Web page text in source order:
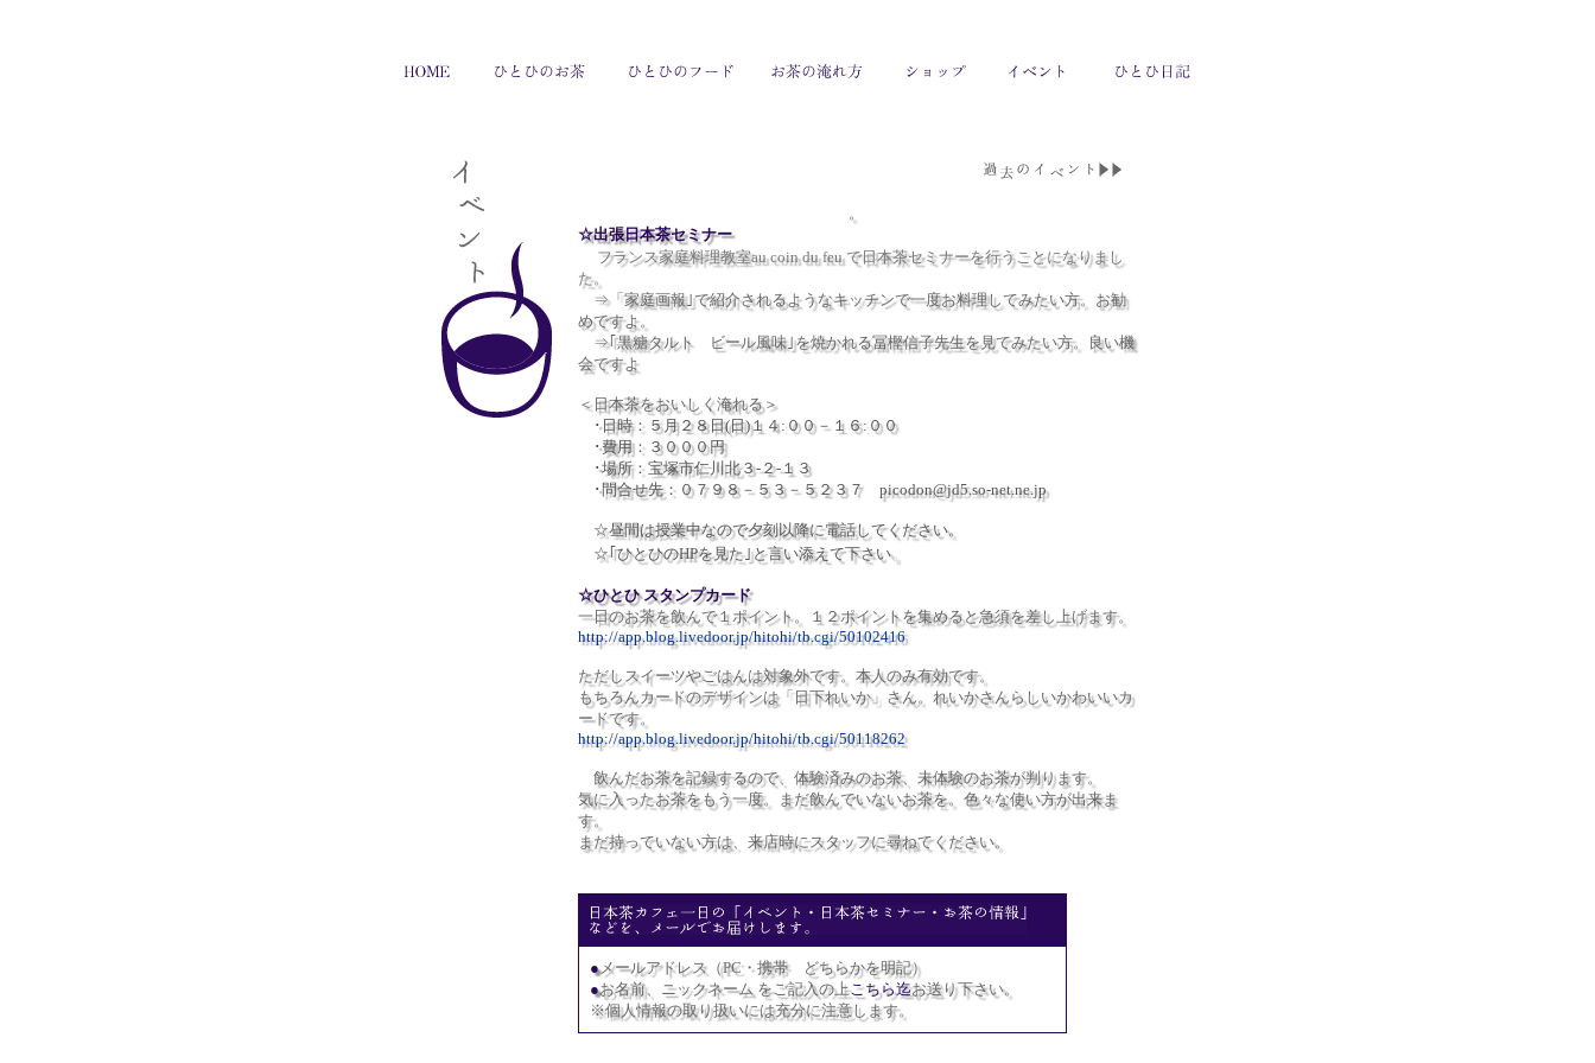
。
☆出張日本茶セミナー
フランス家庭料理教室au coin du feu で日本茶セミナーを行うことになりまし
た。
⇒「家庭画報｣で紹介されるようなキッチンで一度お料理してみたい方。お勧
めですよ。
⇒｢黒糖タルト ビール風味｣を焼かれる冨樫信子先生を見てみたい方。良い機
会ですよ
＜日本茶をおいしく淹れる＞
･日時：５月２８日(日)１４:００－１６:００
･費用：３０００円
･場所：宝塚市仁川北３-２-１３
･問合せ先：０７９８－５３－５２３７ picodon@jd5.so-net.ne.jp
☆昼間は授業中なので夕刻以降に電話してください。
☆｢ひとひのHPを見た｣と言い添えて下さい。
☆ひとひ スタンプカード
一日のお茶を飲んで１ポイント。１２ポイントを集めると急須を差し上げます。
http://app.blog.livedoor.jp/hitohi/tb.cgi/50102416
ただしスイーツやごはんは対象外です。本人のみ有効です。
もちろんカードのデザインは「日下れいか」さん。れいかさんらしいかわいいカ
ードです。
http://app.blog.livedoor.jp/hitohi/tb.cgi/50118262
飲んだお茶を記録するので、体験済みのお茶、未体験のお茶が判ります。
気に入ったお茶をもう一度。まだ飲んでいないお茶を。色々な使い方が出来ま
す。
まだ持っていない方は、来店時にスタッフに尋ねてください。
●メールアドレス（PC・携帯 どちらかを明記）
●お名前、ニックネーム をご記入の上こちら迄お送り下さい。
※個人情報の取り扱いには充分に注意します。